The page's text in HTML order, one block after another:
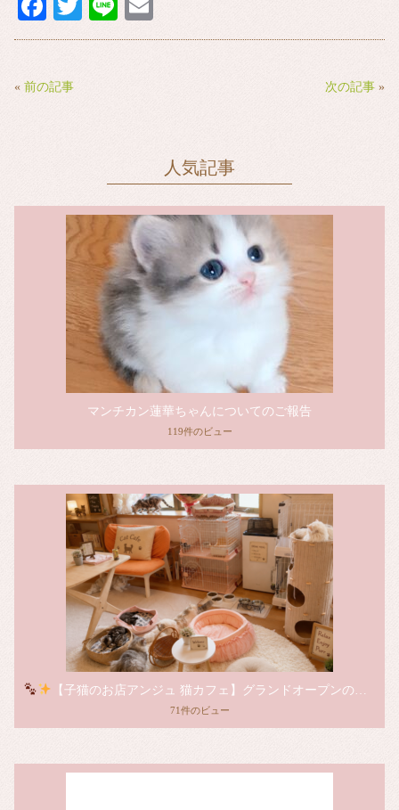
ce
ok
wi ne m
« 前の記事 次の記事 »
人気記事
マンチカン蓮華ちゃんについてのご報告
119件のビュー
【子猫のお店アンジュ 猫カフェ】グランドオープンのお知らせ
71件のビュー